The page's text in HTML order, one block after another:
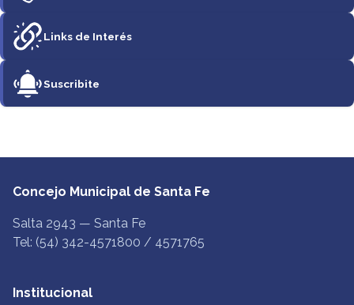
Links de Interés
Suscribite
Concejo Municipal de Santa Fe
Salta 2943 — Santa Fe
Tel: (54) 342-4571800 / 4571765
Institucional